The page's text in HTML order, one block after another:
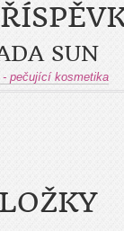
SUN
pečující kosmetika